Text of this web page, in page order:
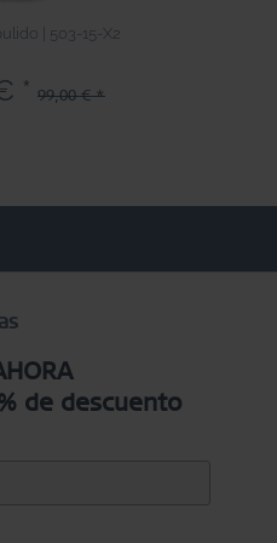
| 503-15-X2
* 99,00 € *
de descuento